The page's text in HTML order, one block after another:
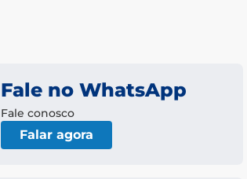
Fale no WhatsApp
Fale conosco
Falar agora